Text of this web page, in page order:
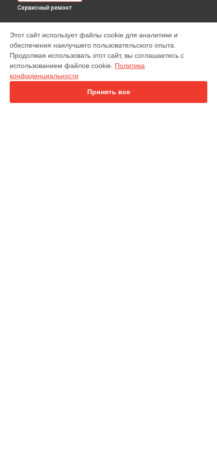
Сервисный ремонт
Цифровой бинокль
Тепловизионный прицел
Лазерный дальномер
Цифровой прицел
Этот сайт использует файлы cookie для аналитики и
обеспечения наилучшего пользовательского опыта.
Продолжая использовать этот сайт, вы соглашаетесь с
использованием файлов cookie. Политика
конфиденциальности
Принять все